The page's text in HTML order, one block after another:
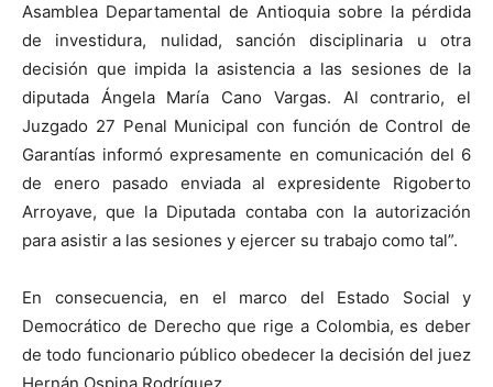
Asamblea Departamental de Antioquia sobre la pérdida
de investidura, nulidad, sanción disciplinaria u otra
decisión que impida la asistencia a las sesiones de la
diputada Ángela María Cano Vargas. Al contrario, el
Juzgado 27 Penal Municipal con función de Control de
Garantías informó expresamente en comunicación del 6
de enero pasado enviada al expresidente Rigoberto
Arroyave, que la Diputada contaba con la autorización
para asistir a las sesiones y ejercer su trabajo como tal”.
En consecuencia, en el marco del Estado Social y
Democrático de Derecho que rige a Colombia, es deber
de todo funcionario público obedecer la decisión del juez